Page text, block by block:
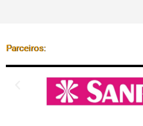
Parceiros: